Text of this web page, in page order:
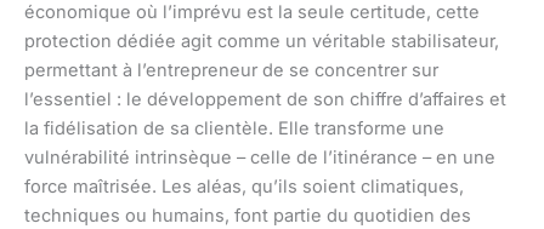
économique où l’imprévu est la seule certitude, cette
protection dédiée agit comme un véritable stabilisateur,
permettant à l’entrepreneur de se concentrer sur
l’essentiel : le développement de son chiffre d’affaires et
la fidélisation de sa clientèle. Elle transforme une
vulnérabilité intrinsèque – celle de l’itinérance – en une
force maîtrisée. Les aléas, qu’ils soient climatiques,
techniques ou humains, font partie du quotidien des